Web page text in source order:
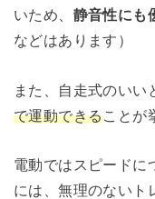
いため、 静音性にも
などはあります）
また、自走式のいい
で運動できる ことが
電動ではスピードに
には、無理のないト